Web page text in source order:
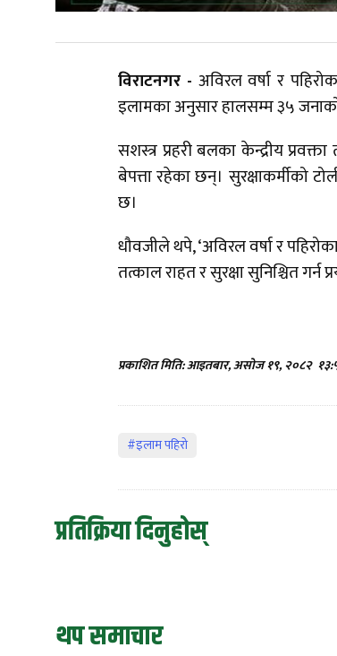
विराटनगर - अविरल वर्षा र
इलामका अनुसार हालसम्म ३५
सशस्त्र प्रहरी बलका केन्द्रीय
बेपत्ता रहेका छन्। सुरक्षाकर्मीको
छ।
धौवजीले थपे, ‘अविरल वर्षा र
तत्काल राहत र सुरक्षा सुनिश्चित गर्न
प्रकाशित मिति: आइतबार, असोज १९, २०८२
#इलाम पहिरो
प्रतिक्रिया दिनुहोस्
थप समाचार